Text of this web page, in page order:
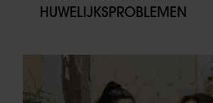
HUWELIJKSPROBLEMEN